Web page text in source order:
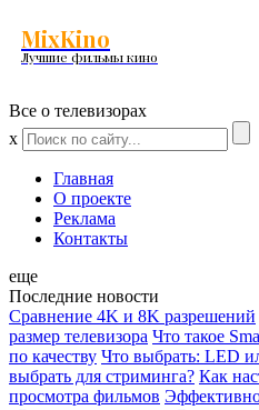
MixKino
Лучшие фильмы кино
Все о телевизорах
x
Главная
О проекте
Реклама
Контакты
еще
Последние новости
Сравнение 4K и 8K разрешений
размер телевизора Что такое
по качеству Что выбрать: LED
выбрать для стриминга? Как
просмотра фильмов